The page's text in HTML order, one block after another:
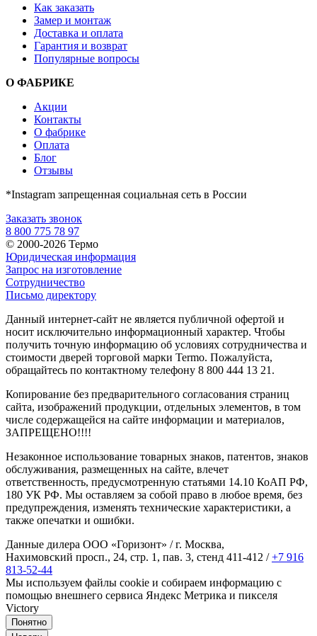
Как заказать
Замер и монтаж
Доставка и оплата
Гарантия и возврат
Популярные вопросы
О ФАБРИКЕ
Акции
Контакты
О фабрике
Оплата
Блог
Отзывы
*Instagram запрещенная социальная сеть в России
Заказать звонок
8 800 775 78 97
© 2000-2026 Термо
Юридическая информация
Запрос на изготовление
Сотрудничество
Письмо директору
Данный интернет-сайт не является публичной офертой и
носит исключительно информационный характер. Чтобы
получить точную информацию об условиях сотрудничества и
стоимости дверей торговой марки Termo. Пожалуйста,
обращайтесь по контактному телефону 8 800 444 13 21.
Копирование без предварительного согласования страниц
сайта, изображений продукции, отдельных элементов, в том
числе содержащейся на сайте информации и материалов,
ЗАПРЕЩЕНО!!!!
Незаконное использование товарных знаков, патентов, знаков
обслуживания, размещенных на сайте, влечет
ответственность, предусмотренную статьями 14.10 КоАП РФ,
180 УК РФ. Мы оставляем за собой право в любое время, без
предупреждения, изменять технические характеристики, а
также опечатки и ошибки.
Данные дилера ООО «Горизонт» / г. Москва,
Нахимовский просп., 24, стр. 1, пав. 3, стенд 411-412 /+7 916
813-52-44
Мы используем файлы cookie и собираем информацию с
помощью внешнего сервиса Яндекс Метрика и пикселя
Victory
Понятно